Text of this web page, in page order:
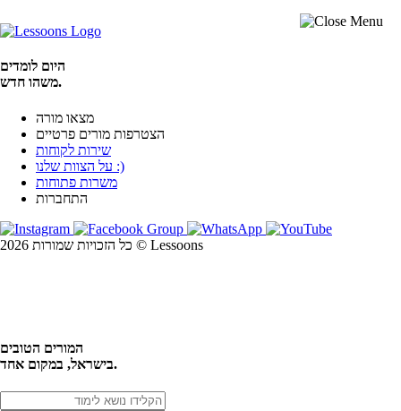
היום לומדים
משהו חדש.
מצאו מורה
הצטרפות מורים פרטיים
שירות לקוחות
על הצוות שלנו :)
משרות פתוחות
התחברות
כל הזכויות שמורות 2026 © Lessoons
המורים הטובים
בישראל, במקום אחד.